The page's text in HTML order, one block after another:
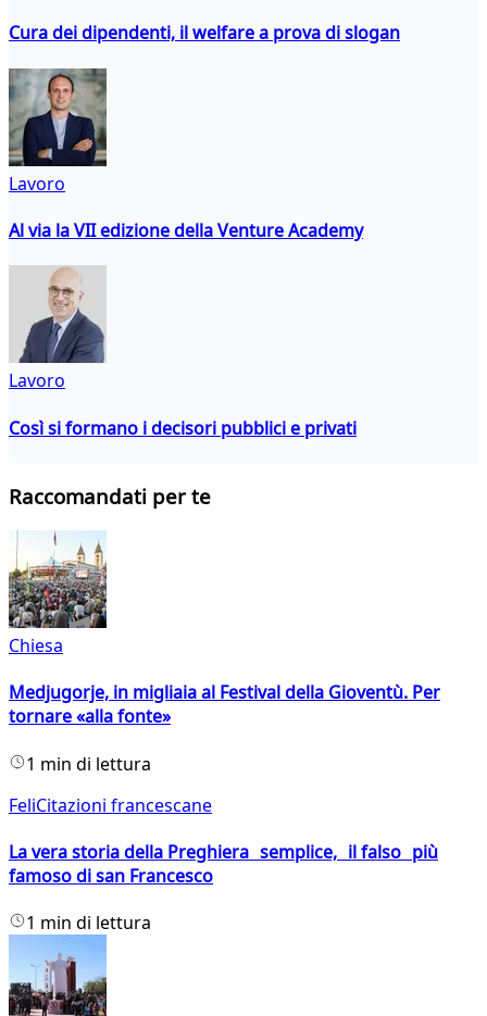
Cura dei dipendenti, il welfare a prova di slogan
Lavoro
Al via la VII edizione della Venture Academy
Lavoro
Così si formano i decisori pubblici e privati
Raccomandati per te
Chiesa
Medjugorje, in migliaia al Festival della Gioventù. Per
tornare «alla fonte»
1 min di lettura
FeliCitazioni francescane
La vera storia della Preghiera semplice, il falso più
famoso di san Francesco
1 min di lettura